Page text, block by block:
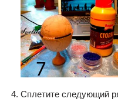
Сплетите следующий